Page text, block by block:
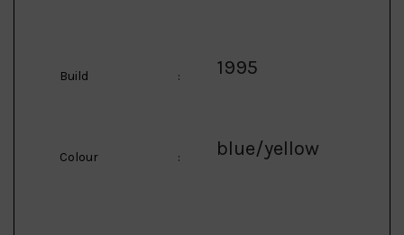
Build : 1995
Colour : blue/yellow